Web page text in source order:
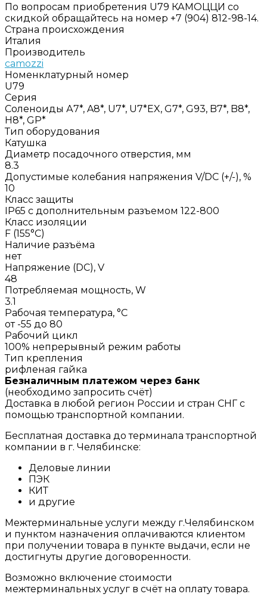
По вопросам приобретения U79 КАМОЦЦИ со
скидкой обращайтесь на номер +7 (904) 812-98-14.
Страна происхождения
Италия
Производитель
camozzi
Номенклатурный номер
U79
Серия
Соленоиды А7*, A8*, U7*, U7*EX, G7*, G93, B7*, B8*,
H8*, GP*
Тип оборудования
Катушка
Диаметр посадочного отверстия, мм
8.3
Допустимые колебания напряжения V/DC (+/-), %
10
Класс защиты
IP65 с дополнительным разъемом 122-800
Класс изоляции
F (155°C)
Наличие разъёма
нет
Напряжение (DC), V
48
Потребляемая мощность, W
3.1
Рабочая температура, °C
от -55 до 80
Рабочий цикл
100% непрерывный режим работы
Тип крепления
рифленая гайка
Безналичным платежом через банк
(необходимо запросить счёт)
Доставка в любой регион России и стран СНГ с
помощью транспортной компании.
Бесплатная доставка до терминала транспортной
компании в г. Челябинске:
Деловые линии
ПЭК
КИТ
и другие
Межтерминальные услуги между г.Челябинском
и пунктом назначения оплачиваются клиентом
при получении товара в пункте выдачи, если не
достигнуты другие договоренности.
Возможно включение стоимости
межтерминальных услуг в счёт на оплату товара.